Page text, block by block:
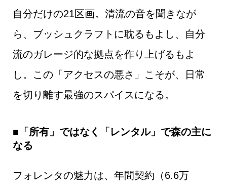
自分だけの21区画。清流の音を聞きなが
ら、ブッシュクラフトに耽るもよし、自分
流のガレージ的な拠点を作り上げるもよ
し。この「アクセスの悪さ」こそが、日常
を切り離す最強のスパイスになる。
■「所有」ではなく「レンタル」で森の主に
なる
フォレンタの魅力は、年間契約（6.6万